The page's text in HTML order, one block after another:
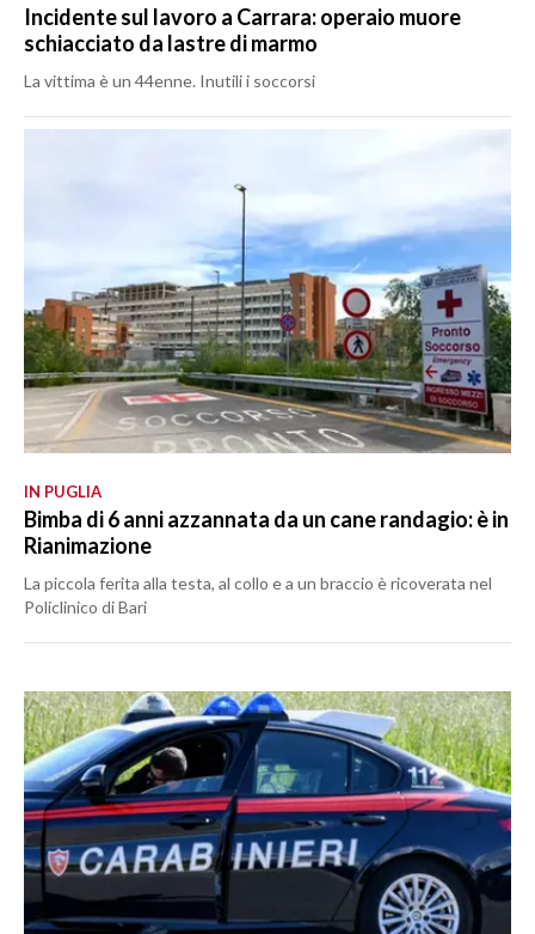
Incidente sul lavoro a Carrara: operaio muore
schiacciato da lastre di marmo
La vittima è un 44enne. Inutili i soccorsi
IN PUGLIA
Bimba di 6 anni azzannata da un cane randagio: è in
Rianimazione
La piccola ferita alla testa, al collo e a un braccio è ricoverata nel
Policlinico di Bari